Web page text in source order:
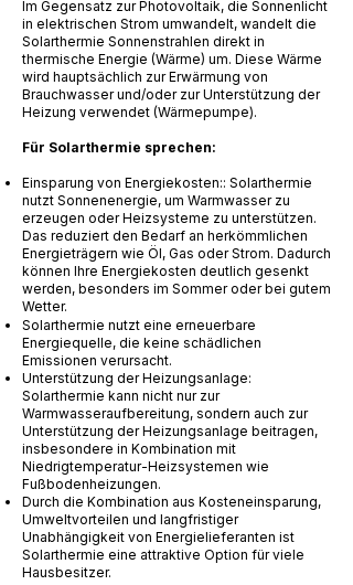
Im Gegensatz zur Photovoltaik, die Sonnenlicht
in elektrischen Strom umwandelt, wandelt die
Solarthermie Sonnenstrahlen direkt in
thermische Energie (Wärme) um. Diese Wärme
wird hauptsächlich zur Erwärmung von
Brauchwasser und/oder zur Unterstützung der
Heizung verwendet (Wärmepumpe).
Für Solarthermie sprechen:
Einsparung von Energiekosten:: Solarthermie
nutzt Sonnenenergie, um Warmwasser zu
erzeugen oder Heizsysteme zu unterstützen.
Das reduziert den Bedarf an herkömmlichen
Energieträgern wie Öl, Gas oder Strom. Dadurch
können Ihre Energiekosten deutlich gesenkt
werden, besonders im Sommer oder bei gutem
Wetter.
Solarthermie nutzt eine erneuerbare
Energiequelle, die keine schädlichen
Emissionen verursacht.
Unterstützung der Heizungsanlage:
Solarthermie kann nicht nur zur
Warmwasseraufbereitung, sondern auch zur
Unterstützung der Heizungsanlage beitragen,
insbesondere in Kombination mit
Niedrigtemperatur-Heizsystemen wie
Fußbodenheizungen.
Durch die Kombination aus Kosteneinsparung,
Umweltvorteilen und langfristiger
Unabhängigkeit von Energielieferanten ist
Solarthermie eine attraktive Option für viele
Hausbesitzer.